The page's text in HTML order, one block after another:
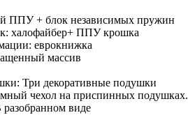
ППУ + блок независимых пружин
халофайбер+ ППУ крошка
еврокнижка
массив
Три декоративные подушки
чехол на приспинных подушках.
виде